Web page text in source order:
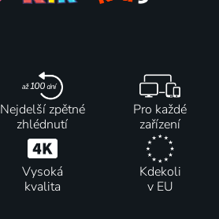
Nejdelší zpětné
zhlédnutí
Pro každé
zařízení
Vysoká
kvalita
Kdekoli
v EU